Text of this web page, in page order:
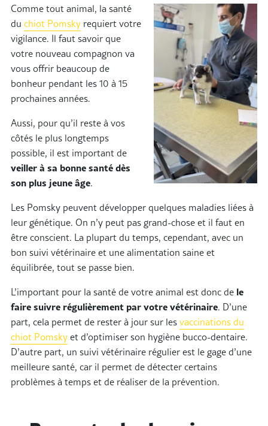
Comme tout animal, la santé
du chiot Pomskyrequiert votre
vigilance. Il faut savoir que
votre nouveau compagnon va
vous offrir beaucoup de
bonheur pendant les 10 à 15
prochaines années.
Aussi, pour qu’il reste à vos
côtés le plus longtemps
possible, il est important de
veiller à sa bonne santé dès
son plus jeune âge.
Les Pomsky peuvent développer quelques maladies liées à
leur génétique. On n’y peut pas grand-chose et il faut en
être conscient. La plupart du temps, cependant, avec un
bon suivi vétérinaire et une alimentation saine et
équilibrée, tout se passe bien.
L’important pour la santé de votre animal est donc de le
faire suivre régulièrement par votre vétérinaire. D’une
part, cela permet de rester à jour sur lesvaccinations du
chiot Pomskyet d’optimiser son hygiène bucco-dentaire.
D’autre part, un suivi vétérinaire régulier est le gage d’une
meilleure santé, car il permet de détecter certains
problèmes à temps et de réaliser de la prévention.